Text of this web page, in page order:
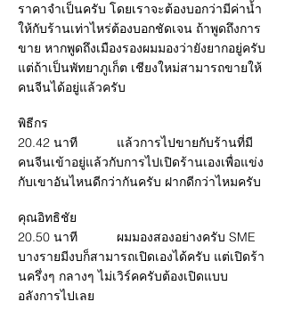
ราคาจำเป็นครับ โดยเราจะต้องบอกว่ามีค่าน้ำ
ให้กับร้านเท่าไหร่ต้องบอกชัดเจน ถ้าพูดถึงการ
ขาย หากพูดถึงเมืองรองผมมองว่ายังยากอยู่ครับ
แต่ถ้าเป็นพัทยาภูเก็ต เชียงใหม่สามารถขายให้
คนจีนได้อยู่แล้วครับ
พิธีกร
20.42 นาที แล้วการไปขายกับร้านที่มี
คนจีนเข้าอยู่แล้วกับการไปเปิดร้านเองเพื่อแข่ง
กับเขาอันไหนดีกว่ากันครับ ฝากดีกว่าไหมครับ
คุณอิทธิชัย
20.50 นาที ผมมองสองอย่างครับ SME
บางรายมีงบก็สามารถเปิดเองได้ครับ แต่เปิดร้า
นครึ่งๆ กลางๆ ไม่เวิร์คครับต้องเปิดแบบ
อลังการไปเลย